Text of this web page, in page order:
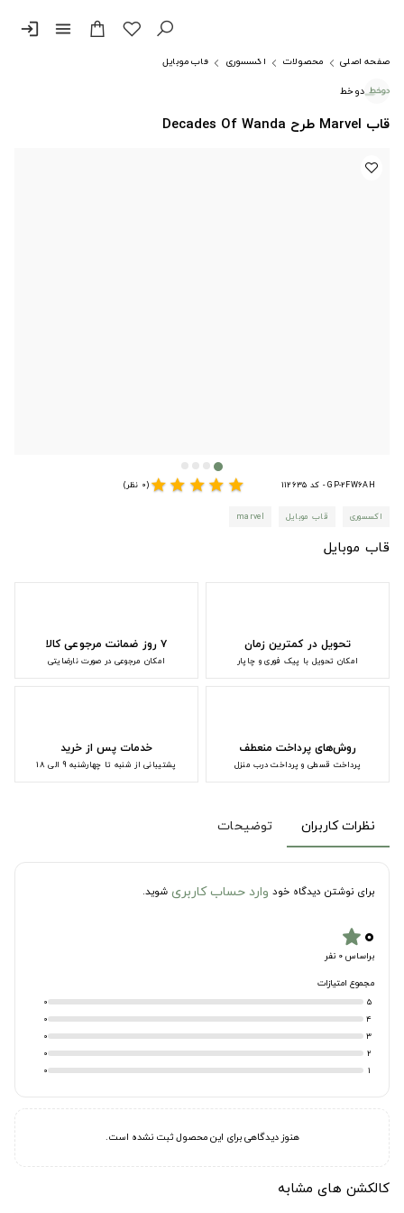
menu
login
صفحه اصلی محصولات اکسسوری
قاب موبایل
دوخط
قاب Marvel طرح Decades Of Wanda
GP-2FW6AH - کد 112635 star
star
star
star
star(0 نظر)
اکسسوری قاب موبایل marvel
قاب موبایل
تحویل در کمترین زمان
امکان تحویل با پیک فوری و چاپار
۷ روز ضمانت مرجوعی کالا
امکان مرجوعی در صورت نارضایتی
روش‌های پرداخت منعطف
پرداخت قسطی و پرداخت درب منزل
خدمات پس از خرید
پشتیبانی از شنبه تا چهارشنبه 9 الی 18
نظرات کاربران توضیحات
برای نوشتن دیدگاه خود وارد حساب کاربری شوید.
۰star
براساس 0 نفر
مجموع امتیازات
5
0
4
0
3
0
2
0
1
0
هنوز دیدگاهی برای این محصول ثبت نشده است.
کالکشن های مشابه